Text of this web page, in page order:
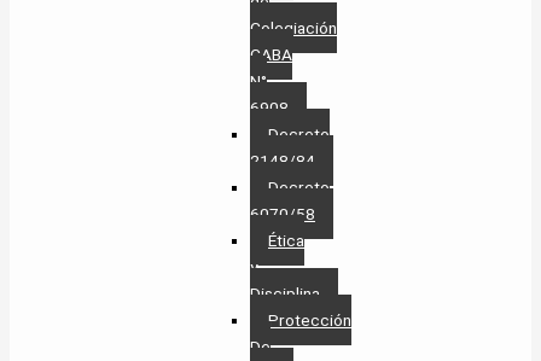
Colegiación
CABA
N°
6908
Decreto
2148/84
Decreto
6070/58
Ética
y
Disciplina
Protección
De